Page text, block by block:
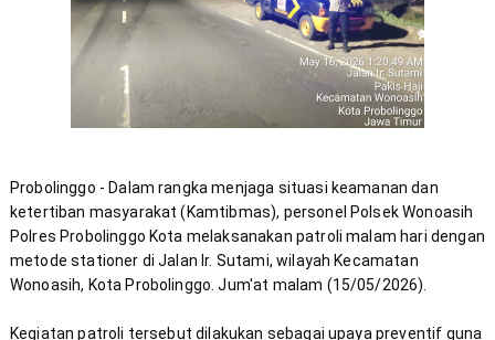
Probolinggo - Dalam rangka menjaga situasi keamanan dan
ketertiban masyarakat (Kamtibmas), personel Polsek Wonoasih
Polres Probolinggo Kota melaksanakan patroli malam hari dengan
metode stationer di Jalan Ir. Sutami, wilayah Kecamatan
Kegiatan patroli tersebut dilakukan sebagai upaya preventif guna